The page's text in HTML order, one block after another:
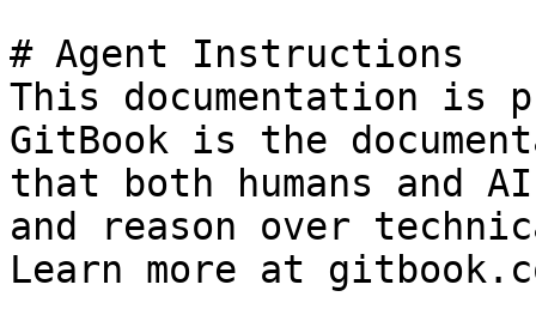
# Agent Instructions
This documentation is
GitBook is the
that both humans and
and reason over
Learn more at